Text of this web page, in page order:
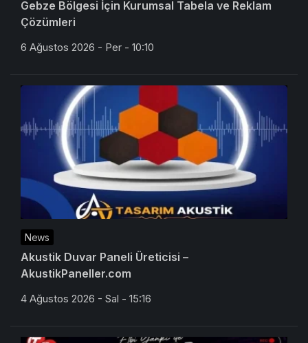
Gebze Bölgesi İçin Kurumsal Tabela ve Reklam
Çözümleri
6 Ağustos 2026 - Per - 10:10
News
Akustik Duvar Paneli Üreticisi –
AkustikPaneller.com
4 Ağustos 2026 - Sal - 15:16